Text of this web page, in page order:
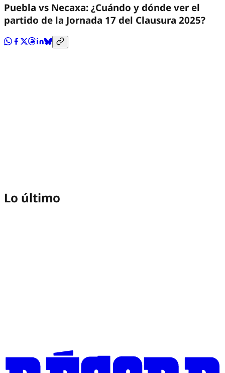
Puebla vs Necaxa: ¿Cuándo y dónde ver el
partido de la Jornada 17 del Clausura 2025?
Lo último